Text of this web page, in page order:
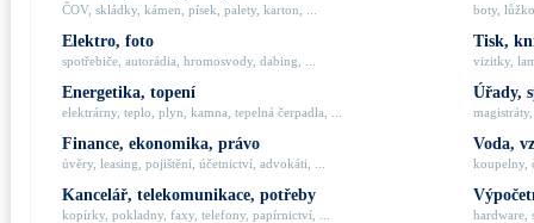
ČOV, skládky, kámen, písek, palety, karton, ...
Elektro, foto
spotřebiče, autorádia, hromosvody, dabing, ...
Energetika, topení
elektrárny, teplo, plyn, kamna, tepelná čerpadla, ...
Finance, ekonomika, právo
úvěry, leasing, pojištění, účetnictví, advokáti, ...
Kancelář, telekomunikace, potřeby
kopírky, pokladny, faxy, telefony, papírnictví, ...
boty,
Tisk,
vizitky,
Úřady,
Voda,
koupelny,
hardware,